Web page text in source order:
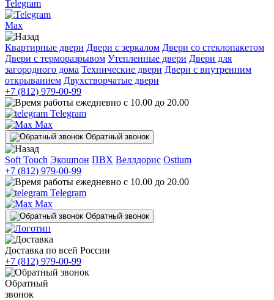
Telegram
Max
Квартирные двери Двери с зеркалом Двери со стеклопакетом
Двери с терморазрывом Утепленные двери Двери для
загородного дома Технические двери Двери с внутренним
открыванием Двухстворчатые двери
+7 (812) 979-00-99
ежедневно с 10.00 до 20.00
Telegram
Max
Обратный звонок
Soft Touch Экошпон ПВХ Веллдорис Ostium
+7 (812) 979-00-99
ежедневно с 10.00 до 20.00
Telegram
Max
Обратный звонок
Доставка по всей России
+7 (812) 979-00-99
Обратный
звонок